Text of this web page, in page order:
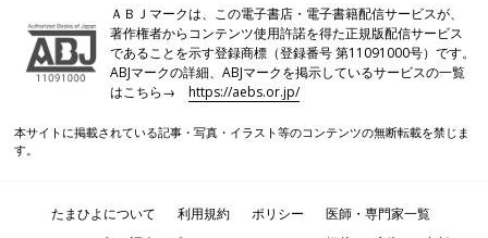
ＡＢＪマークは、この電子書店・電子書籍配信サービスが、
著作権者からコンテンツ使用許諾を得た正規版配信サービス
であることを示す登録商標（登録番号 第11091000号）です。
ABJマークの詳細、ABJマークを掲示しているサービスの一覧
はこちら→https://aebs.or.jp/
本サイトに掲載されている記事・写真・イラスト等のコンテンツの無断転載を禁じま
す。
たまひよについて 利用規約 ポリシー
医師・専門家一覧